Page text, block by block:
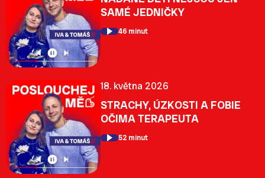
SAMÉ JEDNIČKY
46 minut
18. května 2026
STRACHY, ÚZKOSTI A FOBIE
OČIMA TERAPEUTA
52 minut